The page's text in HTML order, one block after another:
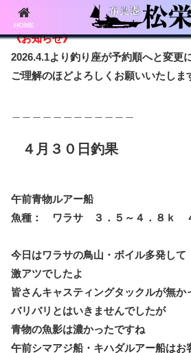
《お知らせ》
2026.4.1より釣り座が予約順へと変更
ご理解のほどよろしくお願いいたしま
４月３０日釣果
午前青物ルアー船
魚種： ワラサ ３．５～４．８ｋ
今日はワラサの鳥山・ボイル多発して
激アツでしたよ
皆さんキャスティングタックルが無か
バリバリとはいきませんでしたが
青物の魚影は濃かったですね
午前シマアジ船・キハダルアー船はお
HOME